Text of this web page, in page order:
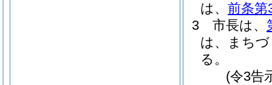
は、 前条第
3
市長は、
は、まち
る。
(令3告